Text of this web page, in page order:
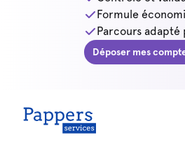
Formule
Parcours
Déposer mes